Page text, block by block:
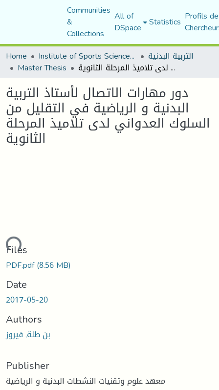
Communities
&
Collections
All of
DSpace Statistics Profils
Home
Institute of Sports Sciences and Techniques التربية البدنية
Master Thesis دور مهارات الاتصال لأستاذ التربية البدنية و الرياضية في التقليل من السلوك العدواني لدى تلاميذ المرحلة الثانوية
دور مهارات الاتصال لأستاذ التربية
البدنية و الرياضية في التقليل من
السلوك العدواني لدى تلاميذ المرحلة
الثانوية
Files
PDF.pdf(8.56 MB)
Date
2017-05-20
Authors
بن طلة, فيروز
Publisher
معهد علوم وتقنيات النشطات البدنية و الرياضية